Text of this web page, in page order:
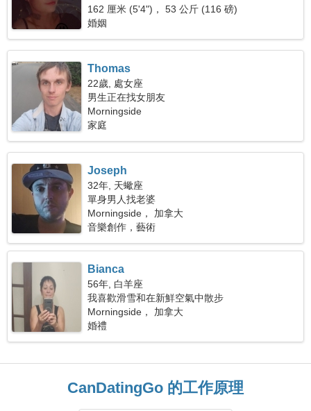
162 厘米 (5'4")， 53 公斤 (116 磅)
婚姻
Thomas
22歲, 處女座
男生正在找女朋友
Morningside
家庭
Joseph
32年, 天蠍座
單身男人找老婆
Morningside， 加拿大
音樂創作，藝術
Bianca
56年, 白羊座
我喜歡滑雪和在新鮮空氣中散步
Morningside， 加拿大
婚禮
CanDatingGo 的工作原理